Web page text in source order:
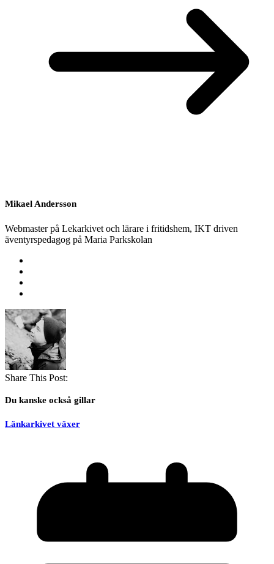
Mikael Andersson
Webmaster på Lekarkivet och lärare i fritidshem, IKT driven
äventyrspedagog på Maria Parkskolan
Share This Post:
Du kanske också gillar
Länkarkivet växer